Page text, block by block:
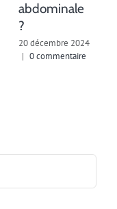
abdominale
?
20 décembre 2024
| 0 commentaire